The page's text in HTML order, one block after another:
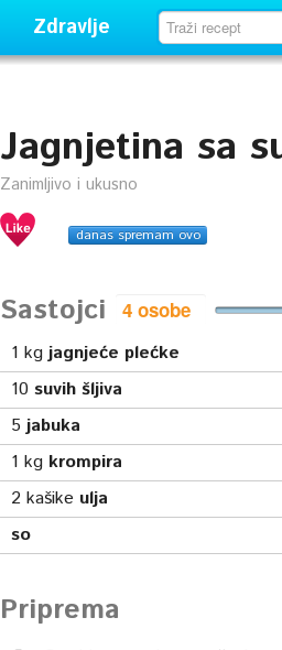
Zdravlje
Jagnjetina sa
Zanimljivo i ukusno
danas spremam ovo
Sastojci
1 kg jagnjeće plećke
10 suvih šljiva
5 jabuka
1 kg krompira
2 kašike ulja
so
Priprema